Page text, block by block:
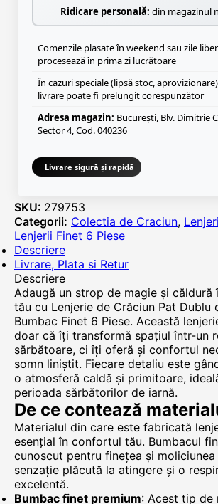
Ridicare personală: din magazinul
Comenzile plasate în weekend sau zile
procesează în prima zi lucrătoare
În cazuri speciale (lipsă stoc,
livrare poate fi prelungit corespunzător
Adresa magazin: București, Blv. Dimitrie
Sector 4, Cod. 040236
Livrare sigură și rapidă
SKU: 279753
Categorii: Colectia de Craciun,
Lenjerii Finet 6 Piese
Descriere
Livrare, Plata si Retur
Descriere
Adaugă un strop de magie și căldură
tău cu Lenjerie de Crăciun Pat Dublu
Bumbac Finet 6 Piese. Această
doar că îți transformă spațiul într-un
sărbătoare, ci îți oferă și confortul
somn liniștit. Fiecare detaliu este
o atmosferă caldă și primitoare,
perioada sărbătorilor de iarnă.
De ce contează
Materialul din care este fabricată
esențial în confortul tău. Bumbacul
cunoscut pentru finețea și moliciunea
senzație plăcută la atingere și o
excelentă.
Bumbac finet premium: Acest tip de